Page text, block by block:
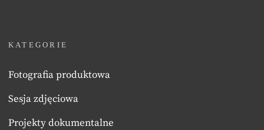
KATEGORIE
Fotografia produktowa
Sesja zdjęciowa
Projekty dokumentalne